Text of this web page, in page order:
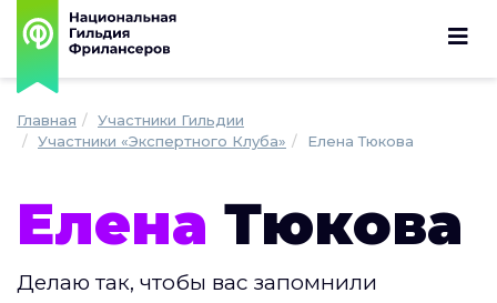
Главная
Участники Гильдии
Участники «Экспертного Клуба»
Елена Тюкова
Елена Тюкова
Делаю так, чтобы вас запомнили